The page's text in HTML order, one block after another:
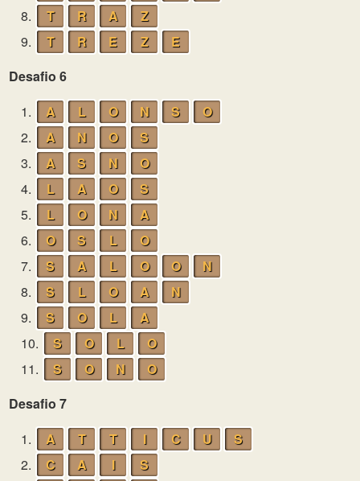
8.
T R A
Z
9.
T R E Z
E
Desafio 6
1.
A L O N S
O
2.
A N O
S
3.
A S N
O
4.
L A O
S
5.
L O N
A
6.
O S L
O
7.
S A L O O
N
8.
S L O A
N
9.
S O L
A
10.
S O L
O
11.
S O N
O
Desafio 7
1.
A T T I C U
S
2.
C A I S